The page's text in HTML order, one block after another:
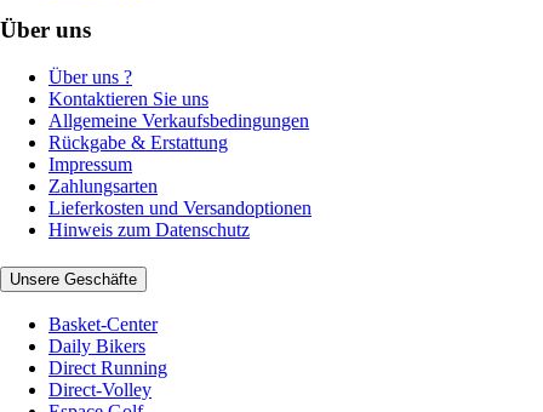
Über uns
Über uns ?
Kontaktieren Sie uns
Allgemeine Verkaufsbedingungen
Rückgabe & Erstattung
Impressum
Zahlungsarten
Lieferkosten und Versandoptionen
Hinweis zum Datenschutz
Unsere Geschäfte
Basket-Center
Daily Bikers
Direct Running
Direct-Volley